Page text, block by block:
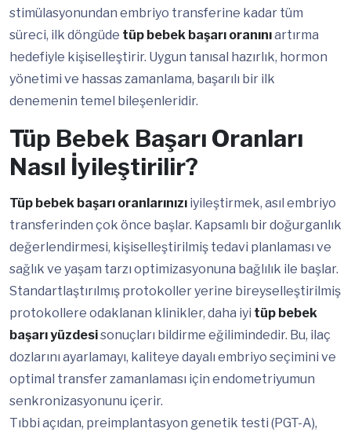
stimülasyonundan embriyo transferine kadar tüm
süreci, ilk döngüde tüp bebek başarı oranınıartırma
hedefiyle kişiselleştirir. Uygun tanısal hazırlık, hormon
yönetimi ve hassas zamanlama, başarılı bir ilk
denemenin temel bileşenleridir.
Tüp Bebek Başarı Oranları
Nasıl İyileştirilir?
Tüp bebek başarı oranlarınızı iyileştirmek, asıl embriyo
transferinden çok önce başlar. Kapsamlı bir doğurganlık
değerlendirmesi, kişiselleştirilmiş tedavi planlaması ve
sağlık ve yaşam tarzı optimizasyonuna bağlılık ile başlar.
Standartlaştırılmış protokoller yerine bireyselleştirilmiş
protokollere odaklanan klinikler, daha iyi tüp bebek
başarı yüzdesisonuçları bildirme eğilimindedir. Bu, ilaç
dozlarını ayarlamayı, kaliteye dayalı embriyo seçimini ve
optimal transfer zamanlaması için endometriyumun
senkronizasyonunu içerir.
Tıbbi açıdan, preimplantasyon genetik testi (PGT-A),